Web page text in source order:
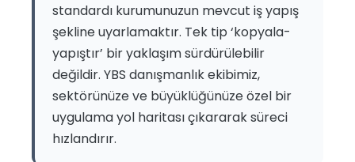
standardı kurumunuzun mevcut iş yapış
şekline uyarlamaktır. Tek tip ‘kopyala-
yapıştır’ bir yaklaşım sürdürülebilir
değildir. YBS danışmanlık ekibimiz,
sektörünüze ve büyüklüğünüze özel bir
uygulama yol haritası çıkararak süreci
hızlandırır.